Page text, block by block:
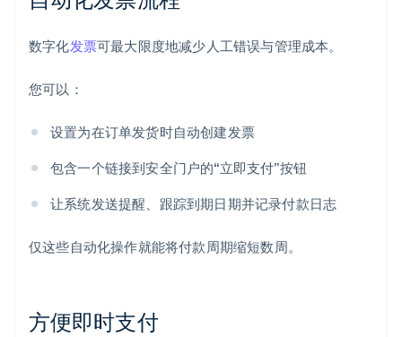
数字化发票可最大限度地减少人工错误与管理成本。
您可以：
设置为在订单发货时自动创建发票
包含一个链接到安全门户的“立即支付”按钮
让系统发送提醒、跟踪到期日期并记录付款日志
仅这些自动化操作就能将付款周期缩短数周。
方便即时支付